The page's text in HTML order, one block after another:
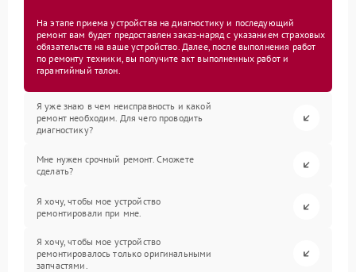
На этапе приема устройства на диагностику и последующий
ремонт вам будет предоставлен заказ-наряд с указанием страховых
обязательств на ваше устройство. Далее, после выполнения работ
по ремонту техники, вы получите акт выполненных работ и
гарантийный талон.
Я уже знаю в чем неисправность и какой
ремонт необходим. Для чего проводить
диагностику?
Мне нужен срочный ремонт. Сможете
сделать?
Я хочу, чтобы мое устройство
ремонтировали при мне.
Я хочу, чтобы мое устройство
ремонтировалось только оригинальными
запчастями.